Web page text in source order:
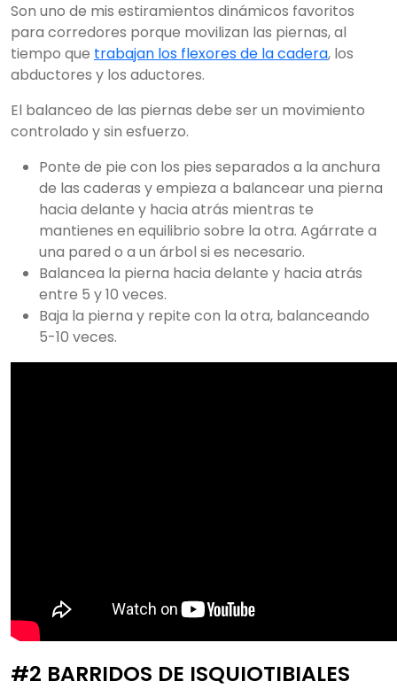
Son uno de mis estiramientos dinámicos favoritos
para corredores porque movilizan las piernas, al
tiempo que trabajan los flexores de la cadera, los
abductores y los aductores.
El balanceo de las piernas debe ser un movimiento
controlado y sin esfuerzo.
Ponte de pie con los pies separados a la anchura
de las caderas y empieza a balancear una pierna
hacia delante y hacia atrás mientras te
mantienes en equilibrio sobre la otra. Agárrate a
una pared o a un árbol si es necesario.
Balancea la pierna hacia delante y hacia atrás
entre 5 y 10 veces.
Baja la pierna y repite con la otra, balanceando
5-10 veces.
#2 BARRIDOS DE ISQUIOTIBIALES